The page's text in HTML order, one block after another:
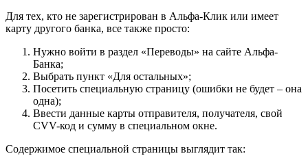
Для тех, кто не зарегистрирован в Альфа-Клик или имеет
карту другого банка, все также просто:
Нужно войти в раздел «Переводы» на сайте Альфа-
Банка;
Выбрать пункт «Для остальных»;
Посетить специальную страницу (ошибки не будет – она
одна);
Ввести данные карты отправителя, получателя, свой
CVV-код и сумму в специальном окне.
Содержимое специальной страницы выглядит так: